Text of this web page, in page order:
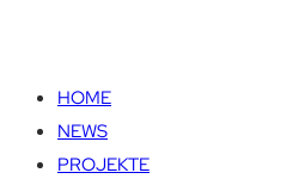
HOME
NEWS
PROJEKTE